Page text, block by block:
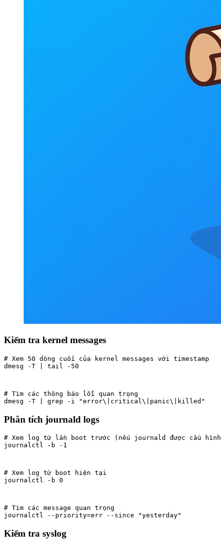
Kiểm tra kernel messages
# Xem 50 dòng cuối của kernel messages với timestamp
dmesg -T | tail -50
# Tìm các thông báo lỗi quan trọng
dmesg -T | grep -i "error\|critical\|panic\|killed"
Phân tích journald logs
# Xem log từ lần boot trước (nếu journald được cấu
journalctl -b -1
# Xem log từ boot hiện tại
journalctl -b 0
# Tìm các message quan trọng
journalctl --priority=err --since "yesterday"
Kiểm tra syslog